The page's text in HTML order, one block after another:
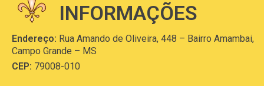
INFORMAÇÕES
Endereço: Rua Amando de Oliveira, 448 – Bairro Amambai,
Campo Grande – MS
CEP: 79008-010